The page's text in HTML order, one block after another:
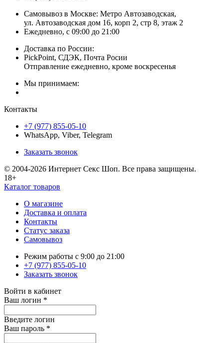
Самовывоз в Москве: Метро Автозаводская,
ул. Автозаводская дом 16, корп 2, стр 8, этаж 2
Ежедневно, с 09:00 до 21:00
Доставка по России:
PickPoint, СДЭК, Почта Росии
Отправление ежедневно, кроме воскресенья
Мы принимаем:
Контакты
+7 (977) 855-05-10
WhatsApp, Viber, Telegram
Заказать звонок
© 2004-2026 Интернет Секс Шоп. Все права защищены.
18+
Каталог товаров
О магазине
Доставка и оплата
Контакты
Статус заказа
Самовывоз
Режим работы с 9:00 до 21:00
+7 (977) 855-05-10
Заказать звонок
Войти в кабинет
Ваш логин *
Введите логин
Ваш пароль *